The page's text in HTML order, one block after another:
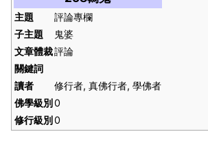
主題
評論專欄
子主題
鬼婆
文章體裁評論
關鍵詞
讀者
修行者, 真佛行者, 學佛者
佛學級別0
修行級別0